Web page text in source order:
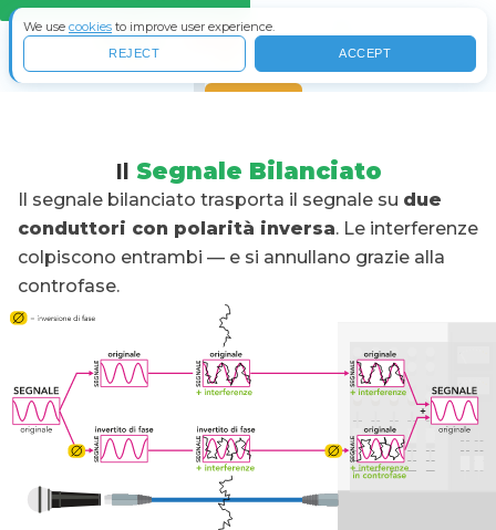
Il Segnale Bilanciato
Il segnale bilanciato trasporta il segnale su due
conduttori con polarità inversa. Le interferenze
colpiscono entrambi — e si annullano grazie alla
controfase.